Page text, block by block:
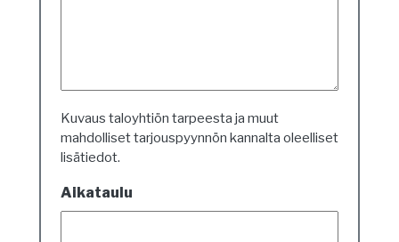
Kuvaus taloyhtiön tarpeesta ja muut
mahdolliset tarjouspyynnön kannalta oleelliset
lisätiedot.
Aikataulu